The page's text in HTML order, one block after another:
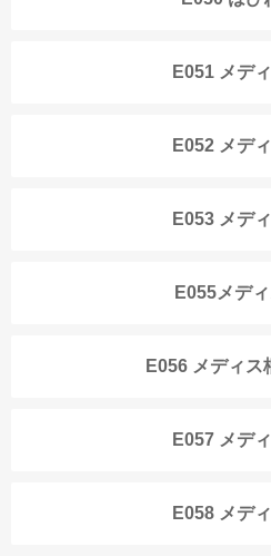
E051 メデ
E052 メデ
E053 メデ
E055メデ
E056 メディ
E057 メデ
E058 メデ